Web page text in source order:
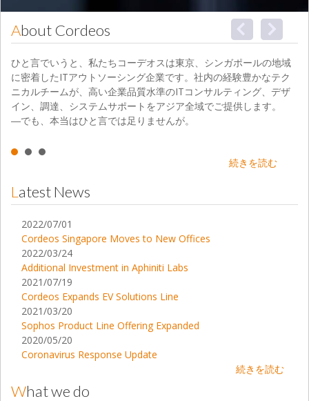
About Cordeos
ひと言でいうと、私たちコーデオスは東京、シンガポールの地域
に密着したITアウトソーシング企業です。社内の経験豊かなテク
ニカルチームが、高い企業品質水準のITコンサルティング、デザ
イン、調達、システムサポートをアジア全域でご提供します。
―でも、本当はひと言では足りませんが。
続きを読む
Latest News
2022/07/01
Cordeos Singapore Moves to New Offices
2022/03/24
Additional Investment in Aphiniti Labs
2021/07/19
Cordeos Expands EV Solutions Line
2021/03/20
Sophos Product Line Offering Expanded
2020/05/20
Coronavirus Response Update
続きを読む
What we do